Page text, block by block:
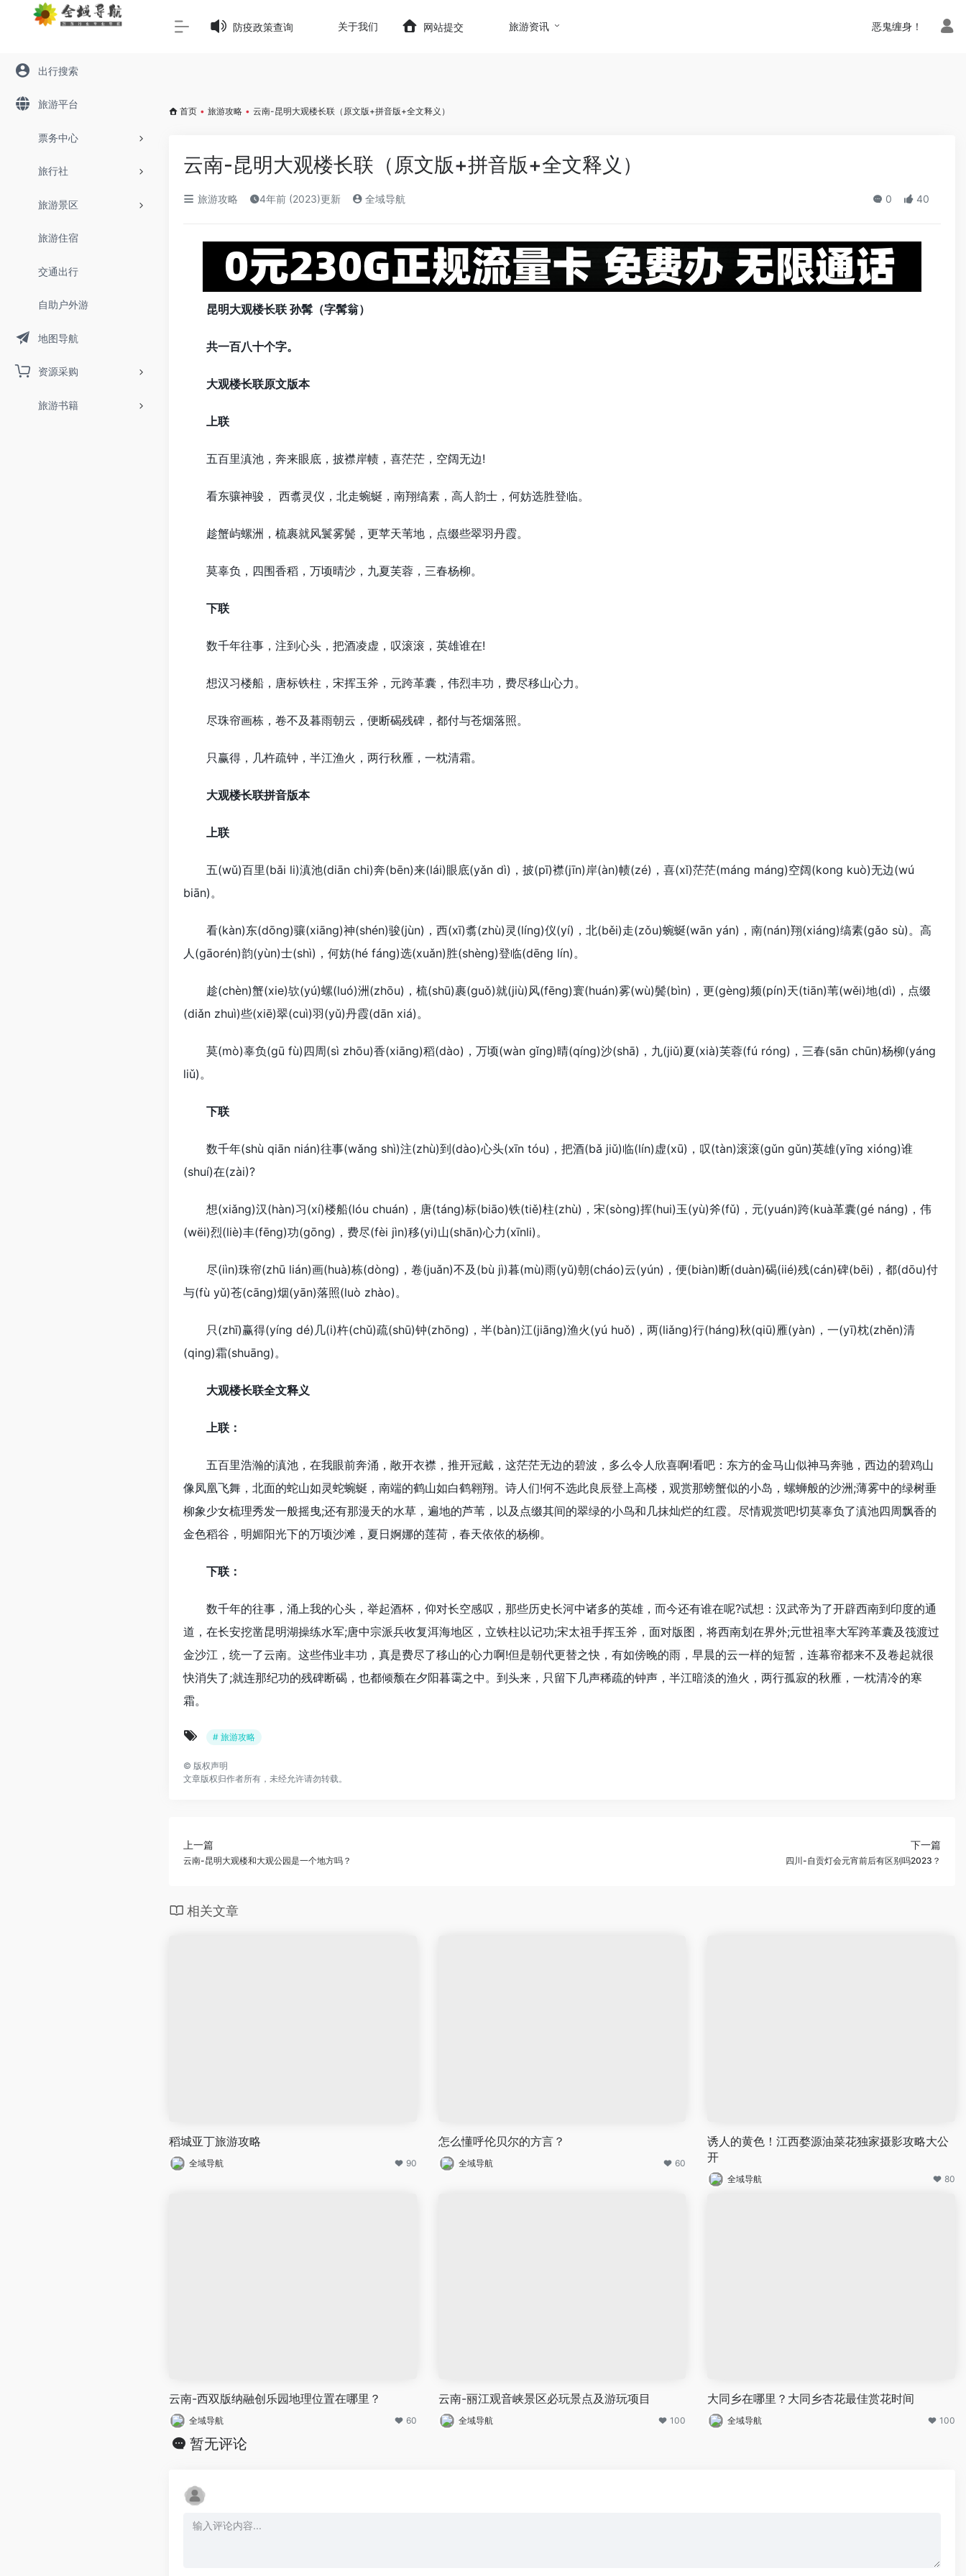
Warning: Array to string conversion in/www/wwwroot/645t.com/wp-content/themes/onenav/inc/wp-optimization.php
出行搜索
旅游平台
票务中心
旅行社
旅游景区
旅游住宿
交通出行
自助户外游
地图导航
资源采购
旅游书籍
防疫政策查询 关于我们 网站提交 旅游资讯 恶鬼缠身！
首页 • 旅游攻略 • 云南-昆明大观楼长联（原文版+拼音版+全文释义）
云南-昆明大观楼长联（原文版+拼音版+全文释义）
旅游攻略 4年前 (2023)更新 全域导航 0 40
昆明大观楼长联 孙髯（字髯翁）
共一百八十个字。
大观楼长联原文版本
上联
五百里滇池，奔来眼底，披襟岸帻，喜茫茫，空阔无边!
看东骧神骏， 西翥灵仪，北走蜿蜒，南翔缟素，高人韵士，何妨选胜登临。
趁蟹屿螺洲，梳裹就风鬟雾鬓，更苹天苇地，点缀些翠羽丹霞。
莫辜负，四围香稻，万顷晴沙，九夏芙蓉，三春杨柳。
下联
数千年往事，注到心头，把酒凌虚，叹滚滚，英雄谁在!
想汉习楼船，唐标铁柱，宋挥玉斧，元跨革囊，伟烈丰功，费尽移山心力。
尽珠帘画栋，卷不及暮雨朝云，便断碣残碑，都付与苍烟落照。
只赢得，几杵疏钟，半江渔火，两行秋雁，一枕清霜。
大观楼长联拼音版本
上联
五(wǔ)百里(bǎi li)滇池(diān chi)奔(bēn)来(lái)眼底(yǎn dì)，披(pī)襟(jīn)岸(àn)帻(zé)，喜(xǐ)茫茫(máng máng)空阔(kong kuò)无边(wú
biān)。
看(kàn)东(dōng)骧(xiāng)神(shén)骏(jùn)，西(xī)翥(zhù)灵(líng)仪(yí)，北(běi)走(zǒu)蜿蜒(wān yán)，南(nán)翔(xiáng)缟素(gǎo sù)。高
人(gāorén)韵(yùn)士(shì)，何妨(hé fáng)选(xuǎn)胜(shèng)登临(dēng lín)。
趁(chèn)蟹(xie)欤(yú)螺(luó)洲(zhōu)，梳(shū)裹(guǒ)就(jiù)风(fēng)寰(huán)雾(wù)鬓(bìn)，更(gèng)频(pín)天(tiān)苇(wěi)地(dì)，点缀
(diǎn zhuì)些(xiē)翠(cuì)羽(yǔ)丹霞(dān xiá)。
莫(mò)辜负(gū fù)四周(sì zhōu)香(xiāng)稻(dào)，万顷(wàn gǐng)晴(qíng)沙(shā)，九(jiǔ)夏(xià)芙蓉(fú róng)，三春(sān chūn)杨柳(yáng
liǔ)。
下联
数千年(shù qiān nián)往事(wǎng shì)注(zhù)到(dào)心头(xīn tóu)，把酒(bǎ jiǔ)临(lín)虚(xū)，叹(tàn)滚滚(gǔn gǔn)英雄(yīng xióng)谁
(shuí)在(zài)?
想(xiǎng)汉(hàn)习(xí)楼船(lóu chuán)，唐(táng)标(biāo)铁(tiě)柱(zhù)，宋(sòng)挥(hui)玉(yù)斧(fǔ)，元(yuán)跨(kuà革囊(gé náng)，伟
(wëi)烈(liè)丰(fēng)功(gōng)，费尽(fèi jìn)移(yi)山(shān)心力(xīnli)。
尽(iìn)珠帘(zhū lián)画(huà)栋(dòng)，卷(juǎn)不及(bù jì)暮(mù)雨(yǔ)朝(cháo)云(yún)，便(biàn)断(duàn)碣(iié)残(cán)碑(bēi)，都(dōu)付
与(fù yǔ)苍(cāng)烟(yān)落照(luò zhào)。
只(zhī)赢得(yíng dé)几(i)杵(chǔ)疏(shū)钟(zhōng)，半(bàn)江(jiāng)渔火(yú huǒ)，两(liǎng)行(háng)秋(qiū)雁(yàn)，一(yī)枕(zhěn)清
(qing)霜(shuāng)。
大观楼长联全文释义
上联：
五百里浩瀚的滇池，在我眼前奔涌，敞开衣襟，推开冠戴，这茫茫无边的碧波，多么令人欣喜啊!看吧：东方的金马山似神马奔驰，西边的碧鸡山
像凤凰飞舞，北面的蛇山如灵蛇蜿蜒，南端的鹤山如白鹤翱翔。诗人们!何不选此良辰登上高楼，观赏那螃蟹似的小岛，螺蛳般的沙洲;薄雾中的绿树垂
柳象少女梳理秀发一般摇曳;还有那漫天的水草，遍地的芦苇，以及点缀其间的翠绿的小鸟和几抹灿烂的红霞。尽情观赏吧!切莫辜负了滇池四周飘香的
金色稻谷，明媚阳光下的万顷沙滩，夏日婀娜的莲荷，春天依依的杨柳。
下联：
数千年的往事，涌上我的心头，举起酒杯，仰对长空感叹，那些历史长河中诸多的英雄，而今还有谁在呢?试想：汉武帝为了开辟西南到印度的通
道，在长安挖凿昆明湖操练水军;唐中宗派兵收复洱海地区，立铁柱以记功;宋太祖手挥玉斧，面对版图，将西南划在界外;元世祖率大军跨革囊及筏渡过
金沙江，统一了云南。这些伟业丰功，真是费尽了移山的心力啊!但是朝代更替之快，有如傍晚的雨，早晨的云一样的短暂，连幕帘都来不及卷起就很
快消失了;就连那纪功的残碑断碣，也都倾颓在夕阳暮霭之中。到头来，只留下几声稀疏的钟声，半江暗淡的渔火，两行孤寂的秋雁，一枕清冷的寒
霜。
# 旅游攻略
© 版权声明
文章版权归作者所有，未经允许请勿转载。
上一篇
云南-昆明大观楼和大观公园是一个地方吗？
下一篇
四川-自贡灯会元宵前后有区别吗2023？
相关文章
稻城亚丁旅游攻略
全域导航 90
怎么懂呼伦贝尔的方言？
全域导航 60
诱人的黄色！江西婺源油菜花独家摄影攻略大公
开
全域导航 80
云南-西双版纳融创乐园地理位置在哪里？
全域导航 60
云南-丽江观音峡景区必玩景点及游玩项目
全域导航 100
大同乡在哪里？大同乡杏花最佳赏花时间
全域导航 100
暂无评论